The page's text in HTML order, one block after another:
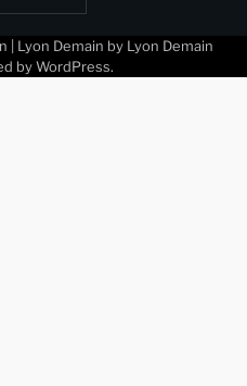
| Lyon Demain by Lyon Demain
byWordPress.